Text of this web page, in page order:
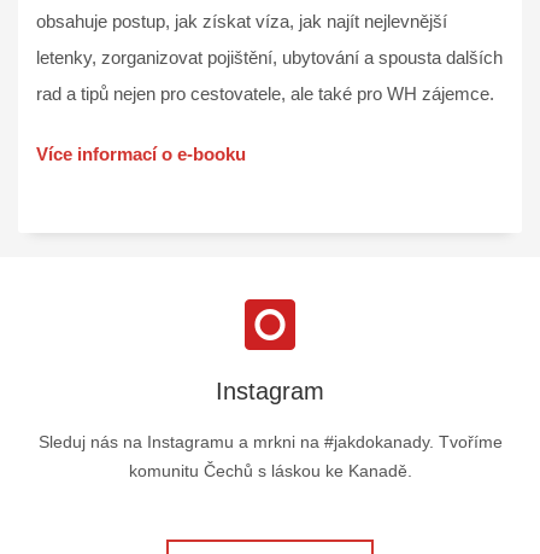
obsahuje postup, jak získat víza, jak najít nejlevnější
letenky, zorganizovat pojištění, ubytování a spousta dalších
rad a tipů nejen pro cestovatele, ale také pro WH zájemce.
Více informací o e-booku
Instagram
Sleduj nás na Instagramu a mrkni na #jakdokanady. Tvoříme
komunitu Čechů s láskou ke Kanadě.